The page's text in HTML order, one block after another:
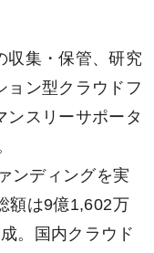
収集・保管、研究
ョン型クラウドフ
ンスリーサポータ
ンディングを実
額は9億1,602万
。国内クラウド